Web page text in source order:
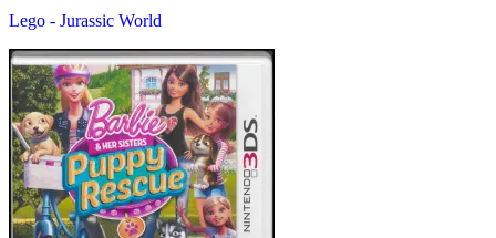
Lego - Jurassic World